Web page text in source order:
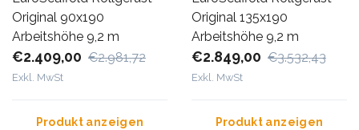
Original 90x190
Arbeitshöhe 9,2 m
€2.409,00 €2.981,72
Exkl. MwSt
Produkt anzeigen
Original 135x190
Arbeitshöhe 9,2 m
€2.849,00 €3.532,43
Exkl. MwSt
Produkt anzeigen